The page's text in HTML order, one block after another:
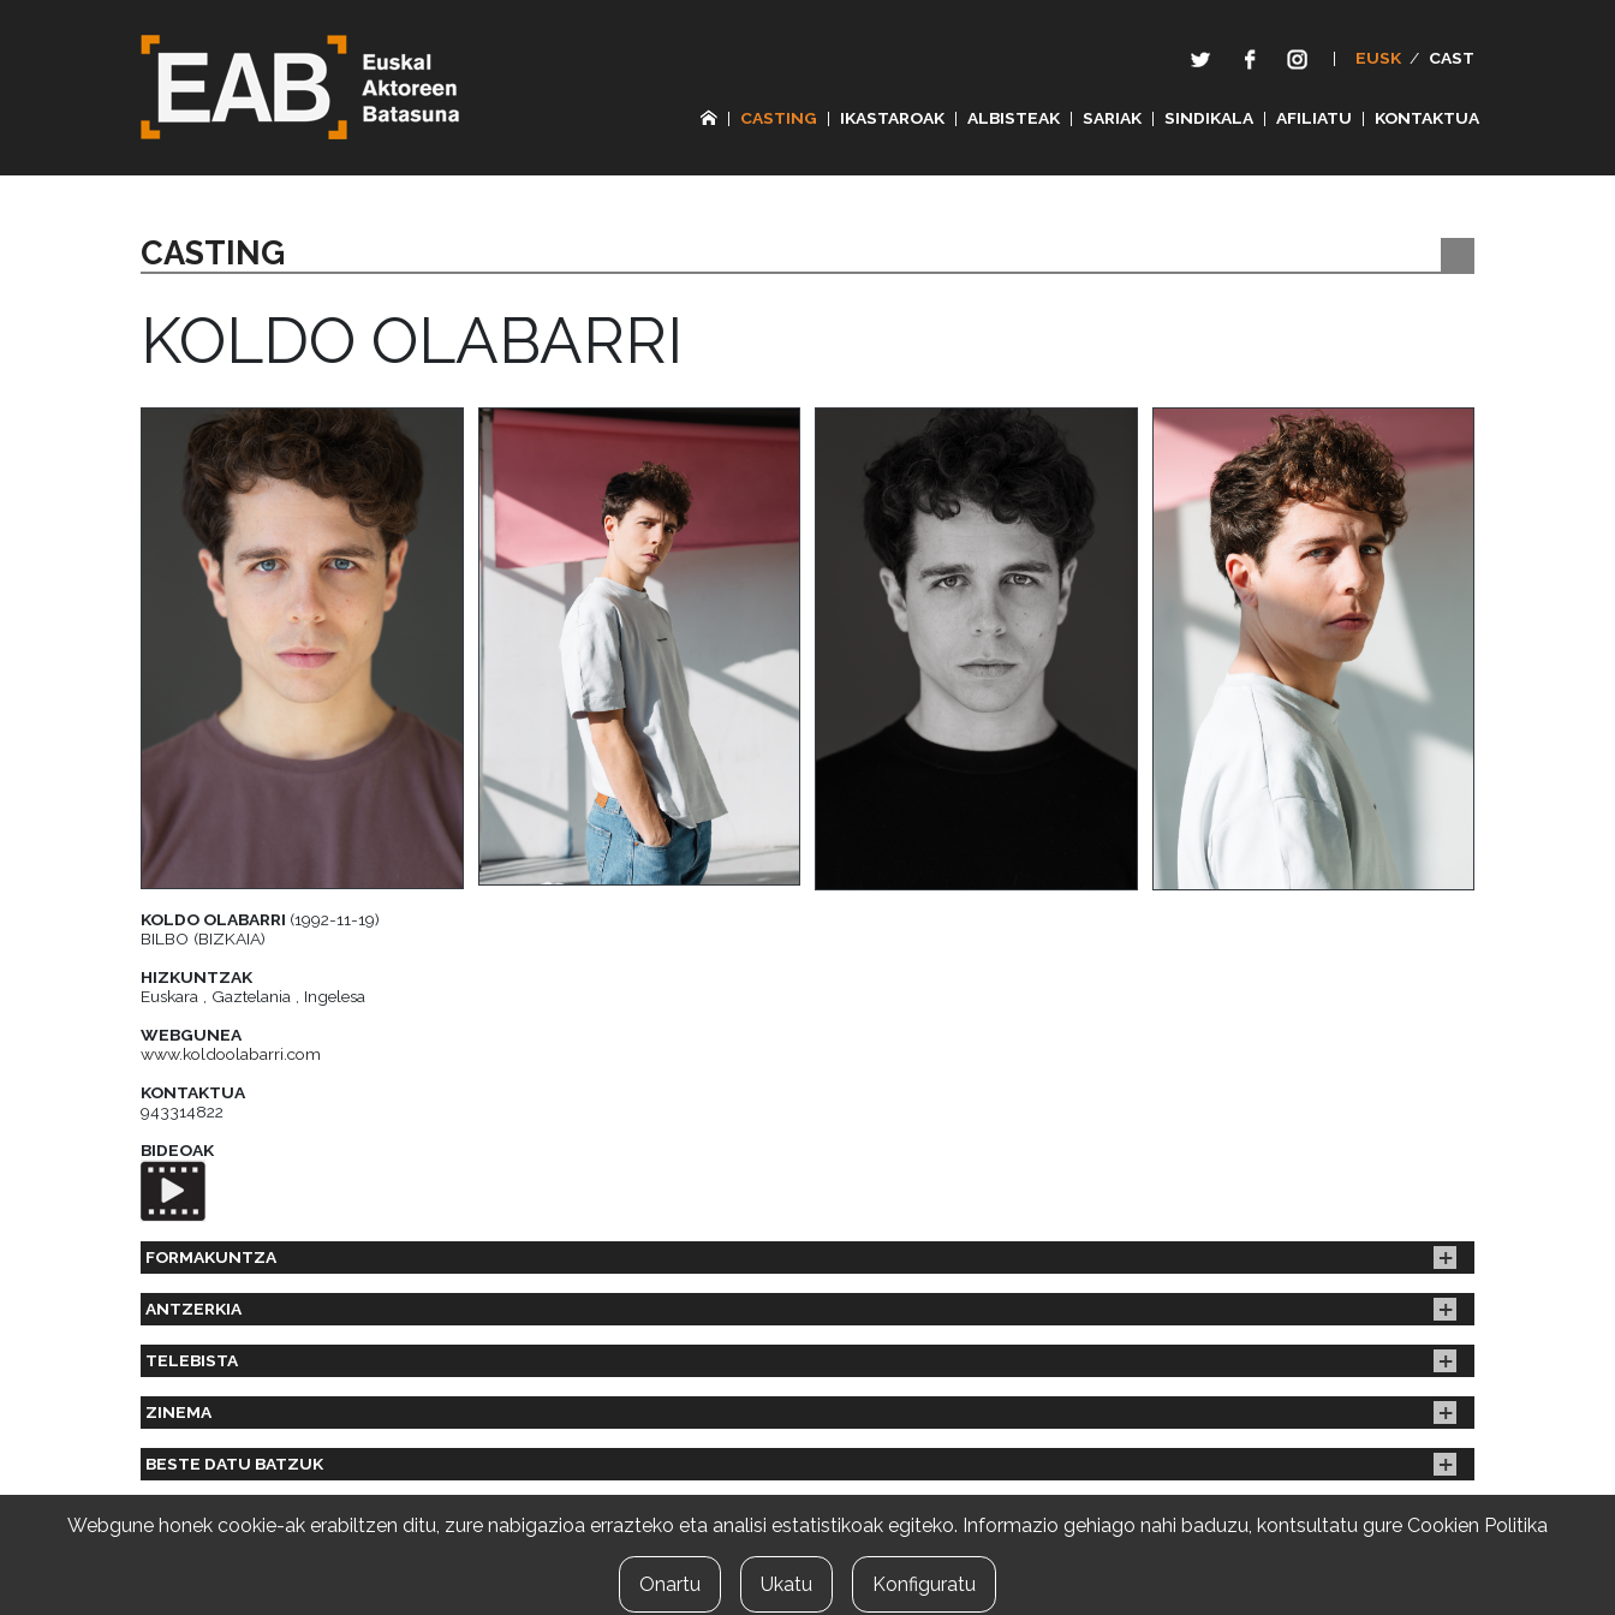
| EUSK / CAST
| CASTING | IKASTAROAK | ALBISTEAK | SARIAK | SINDIKALA | AFILIATU | KONTAKTUA
CASTING
KOLDO OLABARRI
KOLDO OLABARRI (1992-11-19)
BILBO (BIZKAIA)
HIZKUNTZAK
Euskara , Gaztelania , Ingelesa
WEBGUNEA
www.koldoolabarri.com
KONTAKTUA
943314822
BIDEOAK
FORMAKUNTZA
ANTZERKIA
TELEBISTA
ZINEMA
BESTE DATU BATZUK
Webgune honek cookie-ak erabiltzen ditu, zure nabigazioa errazteko eta analisi estatistikoak egiteko. Informazio gehiago nahi baduzu, kontsultatu gure Cookien Politika
Onartu Ukatu Konfiguratu